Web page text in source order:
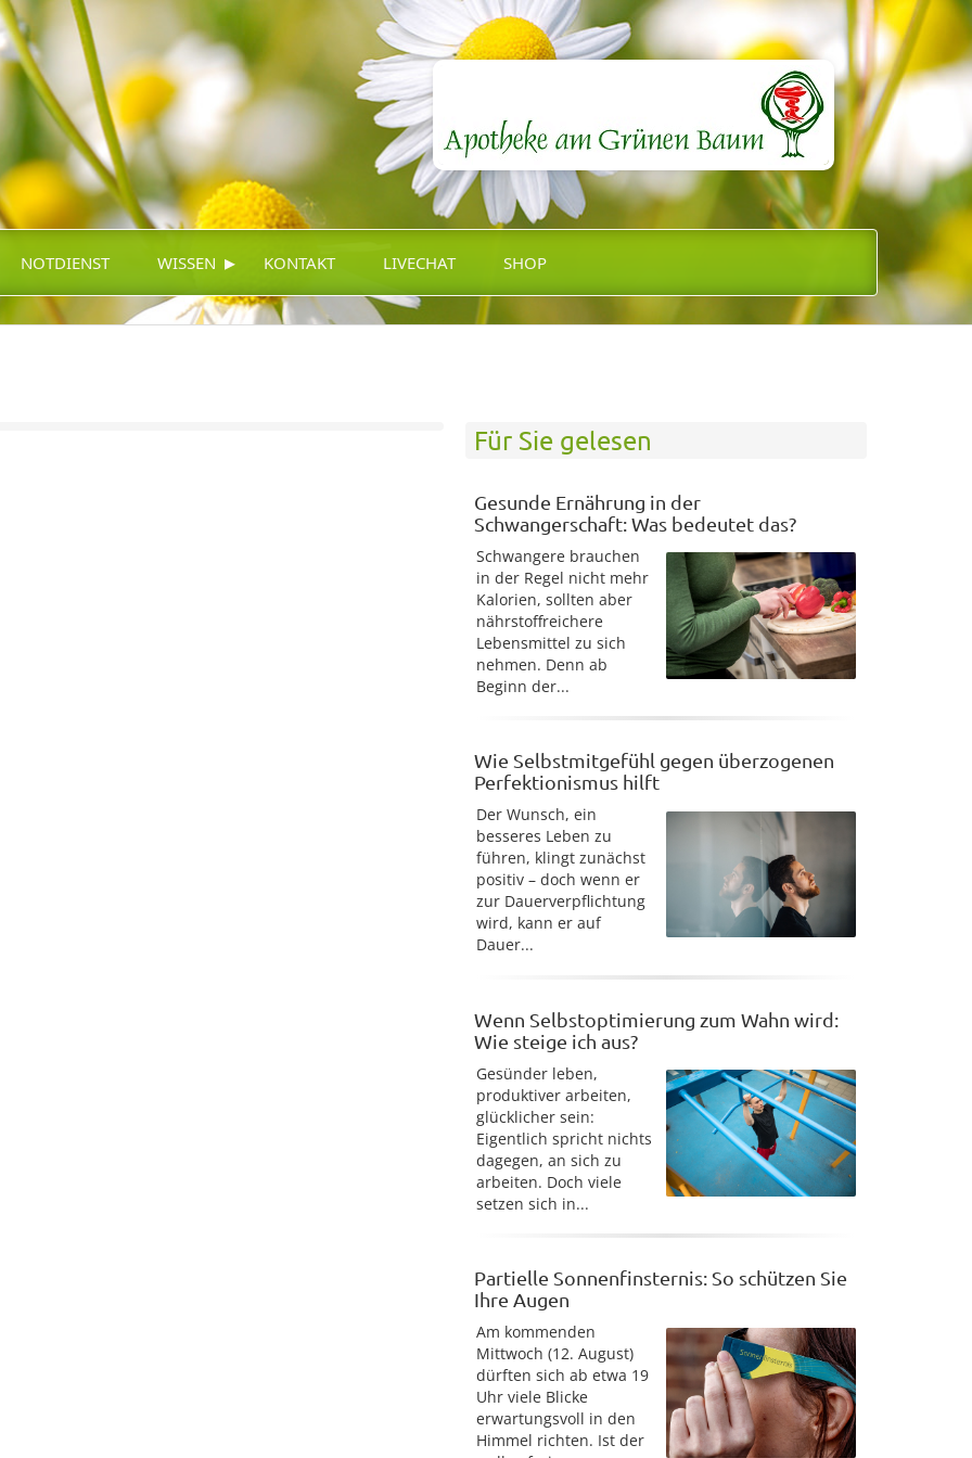
NOTDIENST WISSEN ▸ KONTAKT LIVECHAT SHOP
Für Sie gelesen
Gesunde Ernährung in der
Schwangerschaft: Was bedeutet das?
Schwangere brauchen
in der Regel nicht mehr
Kalorien, sollten aber
nährstoffreichere
Lebensmittel zu sich
nehmen. Denn ab
Beginn der...
Wie Selbstmitgefühl gegen überzogenen
Perfektionismus hilft
Der Wunsch, ein
besseres Leben zu
führen, klingt zunächst
positiv – doch wenn er
zur Dauerverpflichtung
wird, kann er auf
Dauer...
Wenn Selbstoptimierung zum Wahn wird:
Wie steige ich aus?
Gesünder leben,
produktiver arbeiten,
glücklicher sein:
Eigentlich spricht nichts
dagegen, an sich zu
arbeiten. Doch viele
setzen sich in...
Partielle Sonnenfinsternis: So schützen Sie
Ihre Augen
Am kommenden
Mittwoch (12. August)
dürften sich ab etwa 19
Uhr viele Blicke
erwartungsvoll in den
Himmel richten. Ist der